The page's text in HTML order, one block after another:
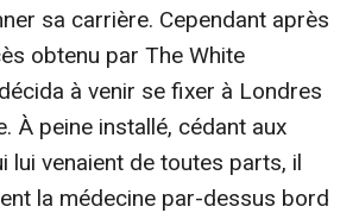
sa carrière. Cependant après
obtenu par The White
à venir se fixer à Londres
À peine installé, cédant aux
lui venaient de toutes parts, il
la médecine par-dessus bord